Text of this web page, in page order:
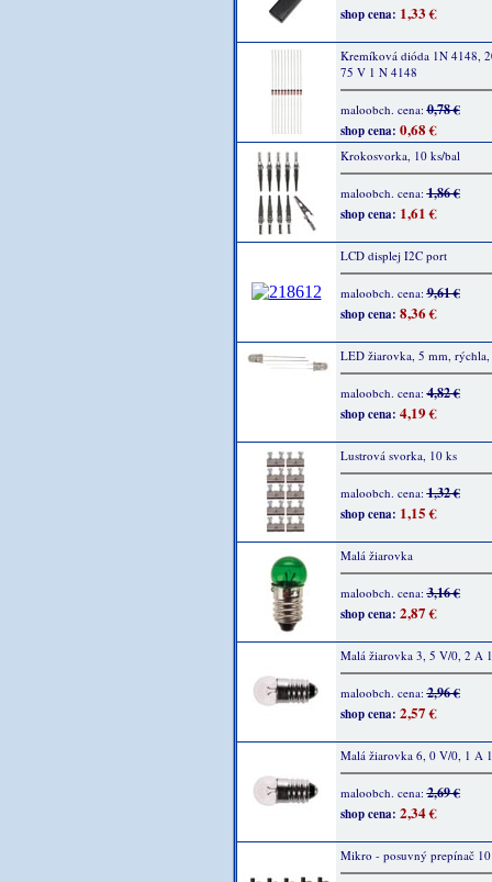
shop cena: 1,33 €
Kremíková dióda 1N 4148,
75 V 1 N 4148
maloobch. cena:0,78 €
shop cena: 0,68 €
Krokosvorka, 10 ks/bal
maloobch. cena:1,86 €
shop cena: 1,61 €
LCD displej I2C port
maloobch. cena:9,61 €
shop cena: 8,36 €
LED žiarovka, 5 mm, rýchla,
maloobch. cena:4,82 €
shop cena: 4,19 €
Lustrová svorka, 10 ks
maloobch. cena:1,32 €
shop cena: 1,15 €
Malá žiarovka
maloobch. cena:3,16 €
shop cena: 2,87 €
Malá žiarovka 3, 5 V/0, 2 A
maloobch. cena:2,96 €
shop cena: 2,57 €
Malá žiarovka 6, 0 V/0, 1 A
maloobch. cena:2,69 €
shop cena: 2,34 €
Mikro - posuvný prepínač